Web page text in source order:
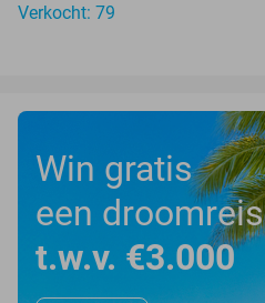
Verkocht: 79
Win gratis
een droomreis
t.w.v. €3.000